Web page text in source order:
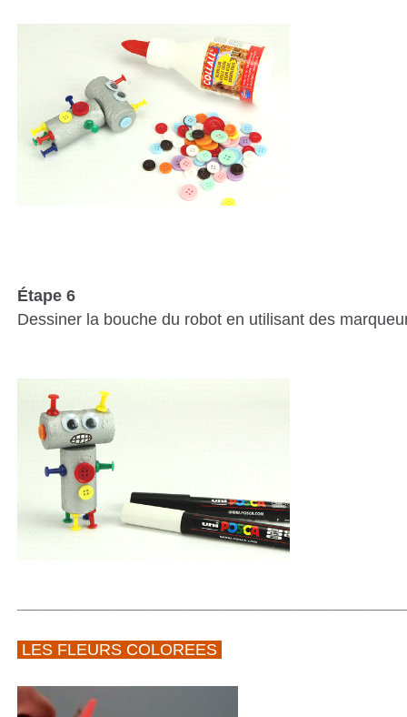
Étape 6
Dessiner la bouche du robot en utilisant des
LES FLEURS COLOREES